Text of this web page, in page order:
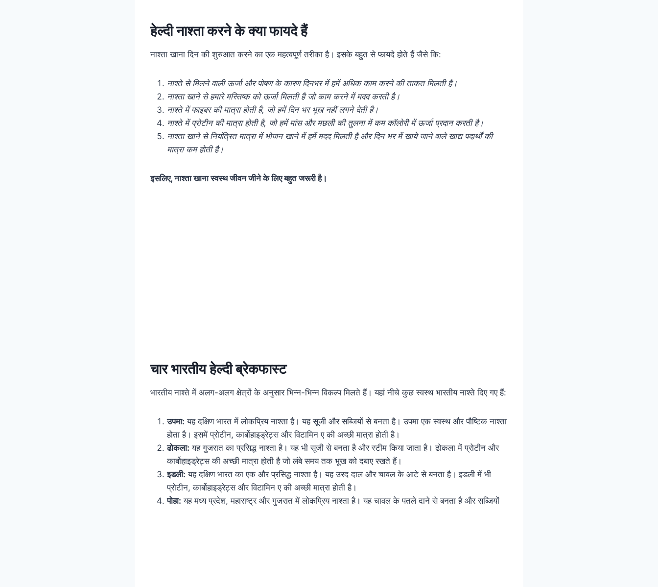
हेल्दी नाश्ता करने के क्या फायदे हैं
नाश्ता खाना दिन की शुरुआत करने का एक महत्वपूर्ण तरीका है। इसके बहुत से फायदे होते हैं जैसे कि:
नाश्ते से मिलने वाली ऊर्जा और पोषण के कारण दिनभर में हमें अधिक काम करने की ताकत मिलती है।
नाश्ता खाने से हमारे मस्तिष्क को ऊर्जा मिलती है जो काम करने में मदद करती है।
नाश्ते में फाइबर की मात्रा होती है, जो हमें दिन भर भूख नहीं लगने देती है।
नाश्ते में प्रोटीन की मात्रा होती है, जो हमें मांस और मछली की तुलना में कम कॉलोरी में ऊर्जा प्रदान करती है।
नाश्ता खाने से नियंत्रित मात्रा में भोजन खाने में हमें मदद मिलती है और दिन भर में खाये जाने वाले खाद्य पदार्थों की
मात्रा कम होती है।
इसलिए, नाश्ता खाना स्वस्थ जीवन जीने के लिए बहुत जरूरी है।
चार भारतीय हेल्दी ब्रेकफास्ट
भारतीय नाश्ते में अलग-अलग क्षेत्रों के अनुसार भिन्न-भिन्न विकल्प मिलते हैं। यहां नीचे कुछ स्वस्थ भारतीय नाश्ते दिए गए हैं:
उपमा: यह दक्षिण भारत में लोकप्रिय नाश्ता है। यह सूजी और सब्जियों से बनता है। उपमा एक स्वस्थ और पौष्टिक नाश्ता
होता है। इसमें प्रोटीन, कार्बोहाइड्रेट्स और विटामिन ए की अच्छी मात्रा होती है।
ढोकला: यह गुजरात का प्रसिद्ध नाश्ता है। यह भी सूजी से बनता है और स्टीम किया जाता है। ढोकला में प्रोटीन और
कार्बोहाइड्रेट्स की अच्छी मात्रा होती है जो लंबे समय तक भूख को दबाए रखते हैं।
इडली: यह दक्षिण भारत का एक और प्रसिद्ध नाश्ता है। यह उरद दाल और चावल के आटे से बनता है। इडली में भी
प्रोटीन, कार्बोहाइड्रेट्स और विटामिन ए की अच्छी मात्रा होती है।
पोहा: यह मध्य प्रदेश, महाराष्ट्र और गुजरात में लोकप्रिय नाश्ता है। यह चावल के पतले दाने से बनता है और सब्जियों